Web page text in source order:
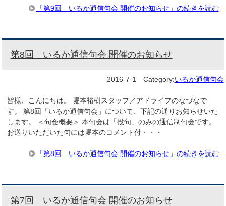
「第9回 いるか通信句会 開催のお知らせ」の続きを読む
第8回 いるか通信句会 開催のお知らせ
2016-7-1 Category:いるか通信句会
皆様、こんにちは。 堀本裕樹スタッフ／アドライフのなづなで
す。 第8回「いるか通信句会」について、下記の通りお知らせいた
します。 ＜句会概要＞ 本句会は「投句」のみの通信制句会です。
お送りいただいた句には堀本のコメント付・・・
「第8回 いるか通信句会 開催のお知らせ」の続きを読む
第7回 いるか通信句会 開催のお知らせ